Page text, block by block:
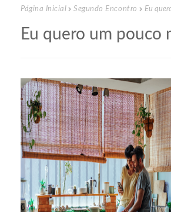
Página Inicial Segundo Encontro Eu
Eu quero um pouco